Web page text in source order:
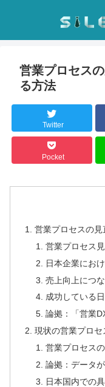
営業プロセス
る方法
Twitter
Pocket
営業プロセスの
営業プロセス
日本企業にお
売上向上につ
成功している
論拠：「営業
現状の営業プロ
営業プロセス
論拠：データ
日本国内での